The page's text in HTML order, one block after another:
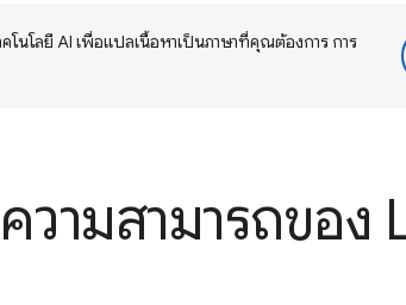
โนโลยี AI เพื่อแปลเนื้อหาเป็นภาษาที่คุณต้องการ การ
วามสามารถของ